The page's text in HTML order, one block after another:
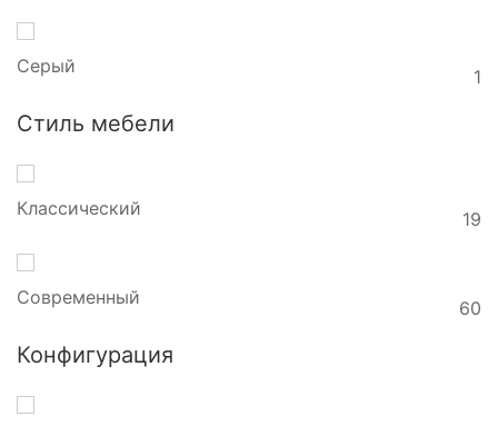
Серый 1
Стиль мебели
Классический 19
Современный 60
Конфигурация